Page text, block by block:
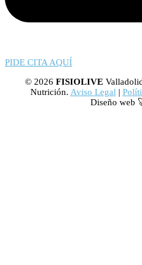
PIDE CITA AQUÍ
© 2026 FISIOLIVE
Nutrición. Aviso Legal |
Diseño web